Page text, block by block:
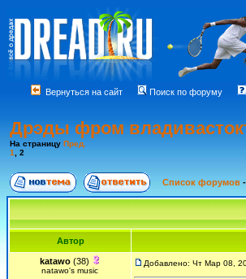
Вернуться на сайт Поиск по форуму
Дрэды фром
На страницу Пред.
1
2
Список форумов
Автор
katawo(38)
natawo's music
Добавлено: Чт Мар 08,